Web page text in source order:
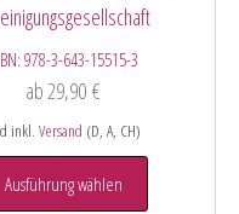
978-3-643-15515-3
ab29,90€
inkl.Versand (D, A, CH)
Ausführung wählen